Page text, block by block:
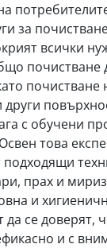
за
всички
почистване
почистване
с обучени
това
прах и
и
се доверят,
и с